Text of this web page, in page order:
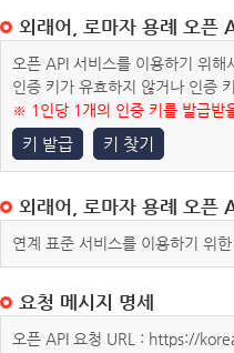
외래어, 로마자 용례 오픈
오픈 API 서비스를 이용하기 위
인증 키가 유효하지 않거나 인증
※ 1인당 1개의 인증 키를 발급받
키 발급 키 찾기
외래어, 로마자 용례 오픈
연계 표준 서비스를 이용하기 위
요청 메시지 명세
오픈 API 요청 URL : https://